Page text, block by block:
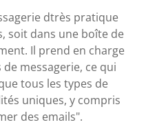
dtrès pratique
soit dans une boîte de
Il prend en charge
messagerie, ce qui
tous les types de
uniques, y compris
des emails".